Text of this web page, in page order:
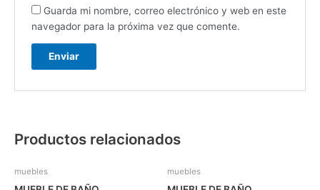
Guarda mi nombre, correo electrónico y web en este
navegador para la próxima vez que comente.
Productos relacionados
muebles muebles